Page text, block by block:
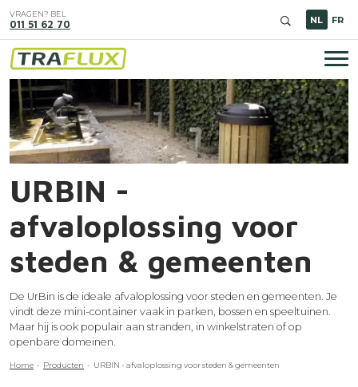
en
naar
de
inhoud
gaan
VRAGEN? BEL
011 51 62 70 NL FR
Image
URBIN -
afvaloplossing voor
steden & gemeenten
De UrBin is de ideale afvaloplossing voor steden en gemeenten. Je
vindt deze mini-container vaak in parken, bossen en speeltuinen.
Maar hij is ook populair aan stranden, in winkelstraten of op
openbare domeinen.
Kruimelpad
Home Producten URBIN - afvaloplossing voor steden & gemeenten